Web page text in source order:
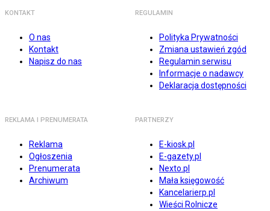
KONTAKT
O nas
Kontakt
Napisz do nas
REGULAMIN
Polityka Prywatności
Zmiana ustawień zgód
Regulamin serwisu
Informacje o nadawcy
Deklaracja dostępności
REKLAMA I PRENUMERATA
Reklama
Ogłoszenia
Prenumerata
Archiwum
PARTNERZY
E-kiosk.pl
E-gazety.pl
Nexto.pl
Mała księgowość
Kancelarierp.pl
Wieści Rolnicze